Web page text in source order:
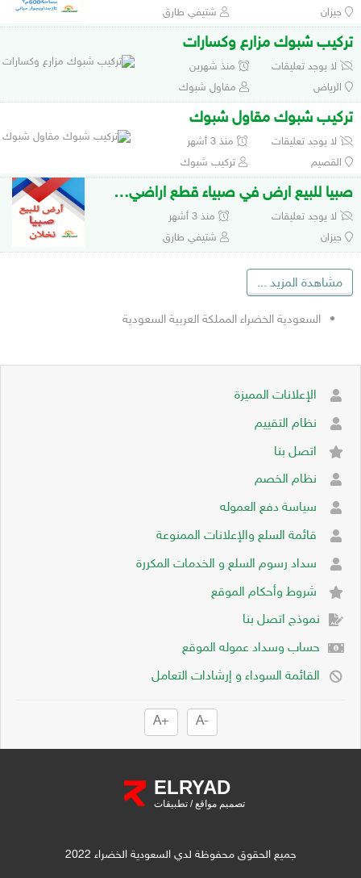
جيزان
شتيفي طارق
تركيب شبوك مزارع وكسارات
لا يوجد تعليقات
منذ شهرين
الرياض
مقاول شبوك
تركيب شبوك مقاول شبوك
لا يوجد تعليقات
منذ 3 أشهر
القصيم
تركيب شبوك
صبيا للبيع ارض في صبياء قطع اراضي للبيع
لا يوجد تعليقات
منذ 3 أشهر
جيزان
شتيفي طارق
مشاهدة المزيد ...
السعودية الخضراء المملكة العربية السعودية
الإعلانات المميزة
نظام التقييم
اتصل بنا
نظام الخصم
سياسة دفع العموله
قائمة السلع والإعلانات الممنوعة
سداد رسوم السلع و الخدمات المكررة
شروط وأحكام الموقع
نموذج اتصل بنا
حساب وسداد عموله الموقع
القائمة السوداء و إرشادات التعامل
-A
+A
جميع الحقوق محفوظة لدي السعودية الخضراء 2022
ELRYAD
تصميم مواقع/ تطبيقات